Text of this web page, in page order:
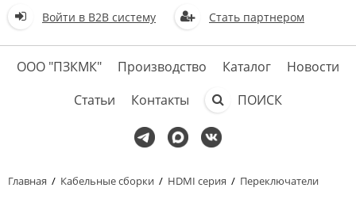
Войти в В2В систему Стать партнером
ООО "ПЗКМК" Производство Каталог
Новости
Статьи
Контакты ПОИСК
Главная / Кабельные сборки / HDMI серия / Переключатели